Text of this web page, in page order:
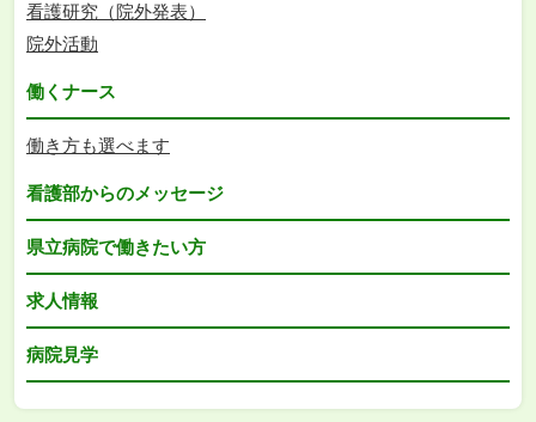
看護研究（院外発表）
院外活動
働くナース
働き方も選べます
看護部からのメッセージ
県立病院で働きたい方
求人情報
病院見学